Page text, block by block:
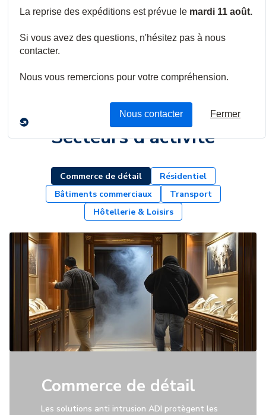
Solutions anti intrusion
Produits, services et assistance pour votre
prochaine installation anti intrusion
Secteurs d'activité
Commerce de détail
Résidentiel
Bâtiments commerciaux
Transport
Hôtellerie & Loisirs
Commerce de détail
Les solutions anti intrusion ADI protègent les